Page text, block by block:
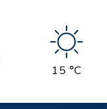
15 °C